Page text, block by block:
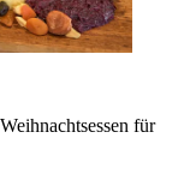
für